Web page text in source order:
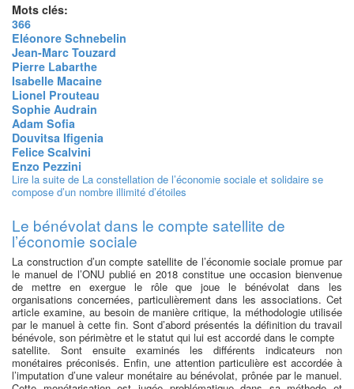
Mots clés:
366
Eléonore Schnebelin
Jean-Marc Touzard
Pierre Labarthe
Isabelle Macaine
Lionel Prouteau
Sophie Audrain
Adam Sofia
Douvitsa Ifigenia
Felice Scalvini
Enzo Pezzini
Lire la suite de La constellation de l’économie sociale et solidaire se
compose d’un nombre illimité d’étoiles
Le bénévolat dans le compte satellite de
l’économie sociale
La construction d’un compte satellite de l’économie sociale promue par
le manuel de l’ONU publié en 2018 constitue une occasion bienvenue
de mettre en exergue le rôle que joue le bénévolat dans les
organisations concernées, particulièrement dans les associations. Cet
article examine, au besoin de manière critique, la méthodologie utilisée
par le manuel à cette fin. Sont d’abord présentés la définition du travail
bénévole, son périmètre et le statut qui lui est accordé dans le compte
satellite. Sont ensuite examinés les différents indicateurs non
monétaires préconisés. Enfin, une attention particulière est accordée à
l’imputation d’une valeur monétaire au bénévolat, prônée par le manuel.